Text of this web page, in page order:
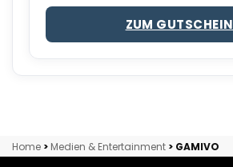
ZUM GUTSCHEIN
Home > Medien & Entertainment > GAMIVO